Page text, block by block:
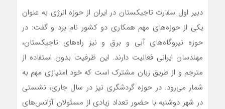
دبیر اول سفارت تاجیکستان در ایران از حوزه انرژی به عنوان
یکی از حوزه‌های مهم همکاری دو کشور نام برد و گفت: در
حوزه نیروگاه‌های آبی و برق و نیز راه‌های تاجیکستان،
مهندسان ایرانی فعالیت دارند. این ظرفیت بدون استفاده از
مترجم و از طریق زبان مشترک است که خود امتیازی مهم به
شمار می‌رود. در حوزه گردشگری نیز در سال جاری، نشستی
در شهر دوشنبه با حضور تعداد زیادی از مسئولان آژانس‌های